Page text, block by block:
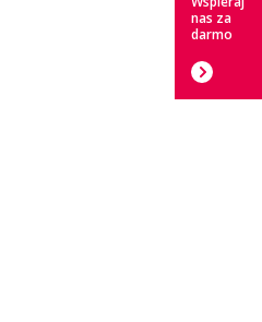
nas za
darmo